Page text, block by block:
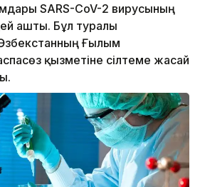
SARS-CoV-2 вирусының
ашты. Бұл туралы
Ғылым
қызметіне сілтеме жасай